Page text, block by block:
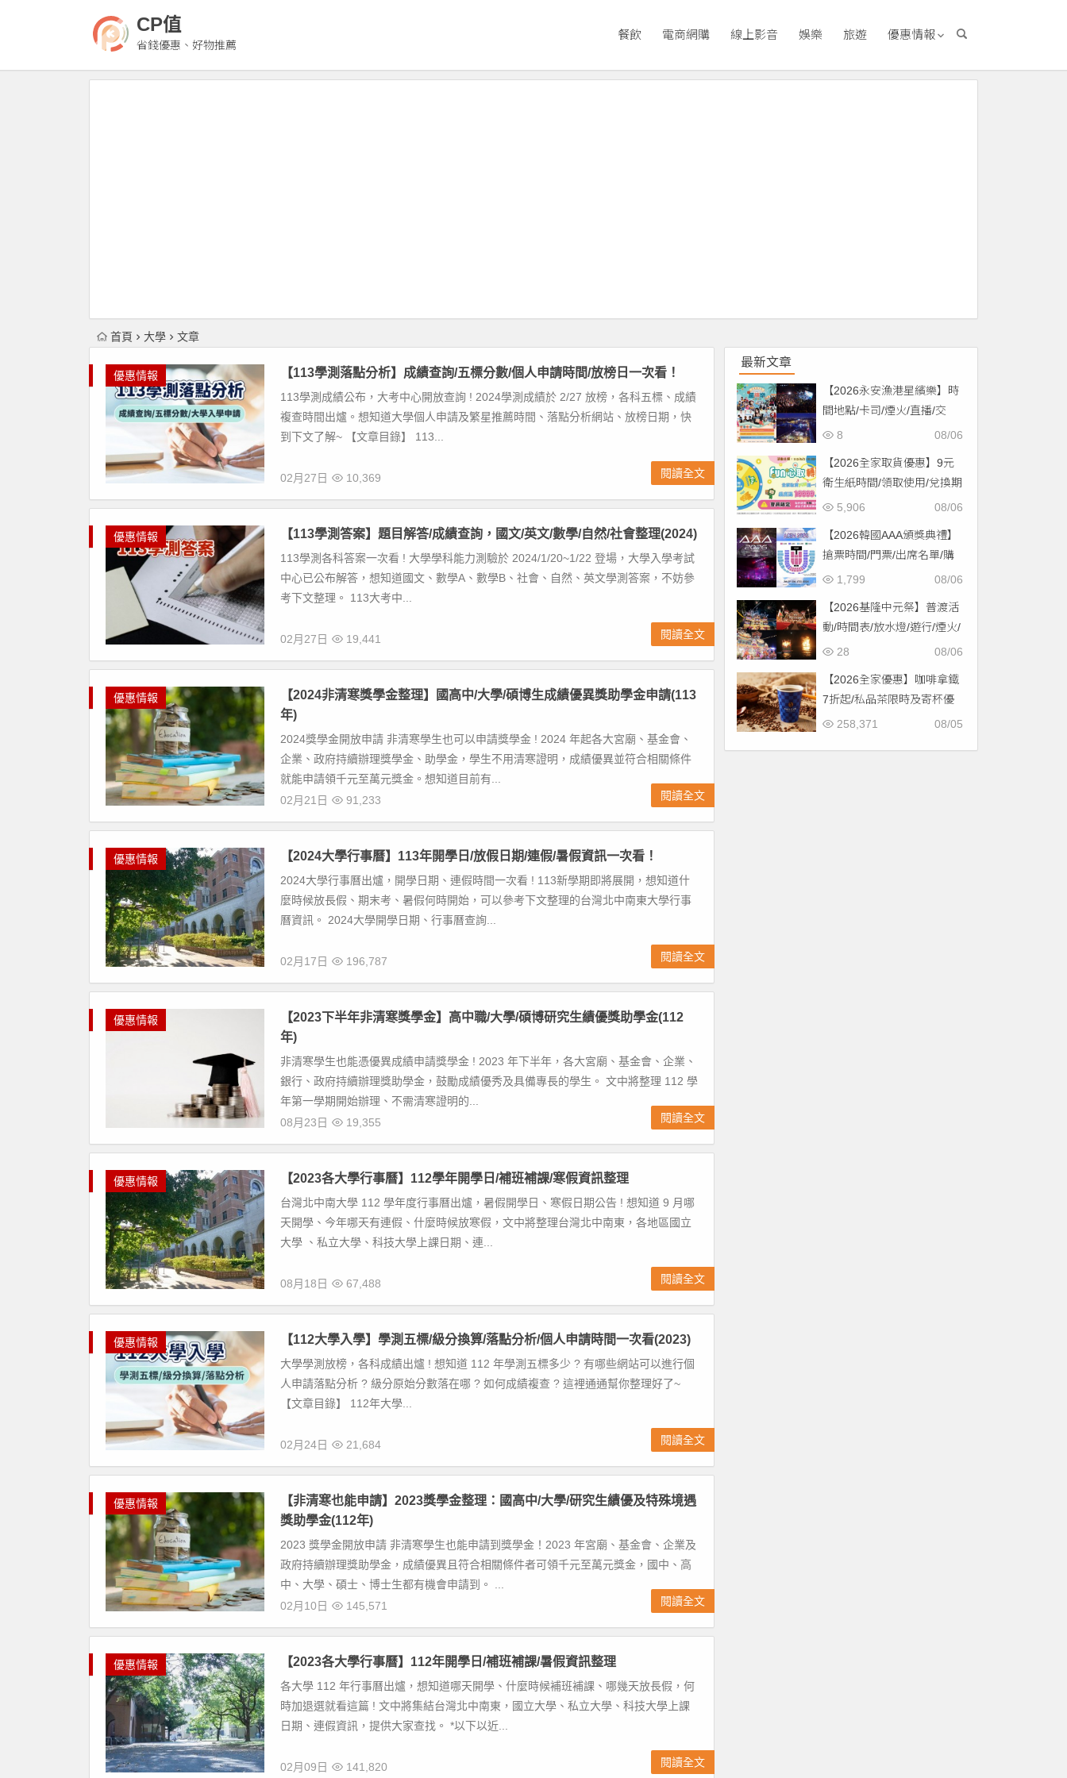
CP值
省錢優惠、好物推薦
餐飲 電商網購 線上影音 娛樂 旅遊 優惠情報
首頁 大學 文章
優惠情報 【113學測落點分析】成績查詢/五標分數/個人申請時間/放榜日一次看！
113學測成績公布，大考中心開放查詢 ! 2024學測成績於 2/27 放榜，各科五標、成績
複查時間出爐。想知道大學個人申請及繁星推薦時間、落點分析網站、放榜日期，快
到下文了解~ 【文章目錄】 113...
02月27日 10,369 閱讀全文
優惠情報 【113學測答案】題目解答/成績查詢，國文/英文/數學/自然/社會整理(2024)
113學測各科答案一次看 ! 大學學科能力測驗於 2024/1/20~1/22 登場，大學入學考試
中心已公布解答，想知道國文、數學A、數學B、社會、自然、英文學測答案，不妨參
考下文整理。 113大考中...
02月27日 19,441 閱讀全文
優惠情報
【2024非清寒獎學金整理】國高中/大學/碩博生成績優異獎助學金申請(113
年)
2024獎學金開放申請 非清寒學生也可以申請獎學金 ! 2024 年起各大宮廟、基金會、
企業、政府持續辦理獎學金、助學金，學生不用清寒證明，成績優異並符合相關條件
就能申請領千元至萬元獎金。想知道目前有...
02月21日
91,233 閱讀全文
優惠情報 【2024大學行事曆】113年開學日/放假日期/連假/暑假資訊一次看！
2024大學行事曆出爐，開學日期、連假時間一次看 ! 113新學期即將展開，想知道什
麼時候放長假、期末考、暑假何時開始，可以參考下文整理的台灣北中南東大學行事
曆資訊。 2024大學開學日期、行事曆查詢...
02月17日 196,787 閱讀全文
優惠情報
【2023下半年非清寒獎學金】高中職/大學/碩博研究生績優獎助學金(112
年)
非清寒學生也能憑優異成績申請獎學金 ! 2023 年下半年，各大宮廟、基金會、企業、
銀行、政府持續辦理獎助學金，鼓勵成績優秀及具備專長的學生。 文中將整理 112 學
年第一學期開始辦理、不需清寒證明的...
08月23日
19,355 閱讀全文
優惠情報 【2023各大學行事曆】112學年開學日/補班補課/寒假資訊整理
台灣北中南大學 112 學年度行事曆出爐，暑假開學日、寒假日期公告 ! 想知道 9 月哪
天開學、今年哪天有連假、什麼時候放寒假，文中將整理台灣北中南東，各地區國立
大學 、私立大學、科技大學上課日期、連...
08月18日 67,488 閱讀全文
優惠情報 【112大學入學】學測五標/級分換算/落點分析/個人申請時間一次看(2023)
大學學測放榜，各科成績出爐 ! 想知道 112 年學測五標多少 ? 有哪些網站可以進行個
人申請落點分析 ? 級分原始分數落在哪 ? 如何成績複查 ? 這裡通通幫你整理好了~
【文章目錄】 112年大學...
02月24日 21,684 閱讀全文
優惠情報
【非清寒也能申請】2023獎學金整理：國高中/大學/研究生績優及特殊境遇
獎助學金(112年)
2023 獎學金開放申請 非清寒學生也能申請到獎學金！2023 年宮廟、基金會、企業及
政府持續辦理獎助學金，成績優異且符合相關條件者可領千元至萬元獎金，國中、高
中、大學、碩士、博士生都有機會申請到。 ...
02月10日
145,571 閱讀全文
優惠情報 【2023各大學行事曆】112年開學日/補班補課/暑假資訊整理
各大學 112 年行事曆出爐，想知道哪天開學、什麼時候補班補課、哪幾天放長假，何
時加退選就看這篇 ! 文中將集結台灣北中南東，國立大學、私立大學、科技大學上課
日期、連假資訊，提供大家查找。 *以下以近...
02月09日 141,820 閱讀全文
最新文章
【2026永安漁港星繽樂】時
間地點/卡司/煙火/直播/交
通，免費入場！
08/06
8
【2026全家取貨優惠】9元
衛生紙時間/領取使用/兌換期
限一次看！
08/06
5,906
【2026韓國AAA頒獎典禮】
搶票時間/門票/出席名單/購
票一次看！
08/06
1,799
【2026基隆中元祭】普渡活
動/時間表/放水燈/遊行/煙火/
交通一次看！
08/06
28
【2026全家優惠】咖啡拿鐵
7折起/私品茶限時及寄杯優
惠！價格/菜單一起看
08/05
258,371